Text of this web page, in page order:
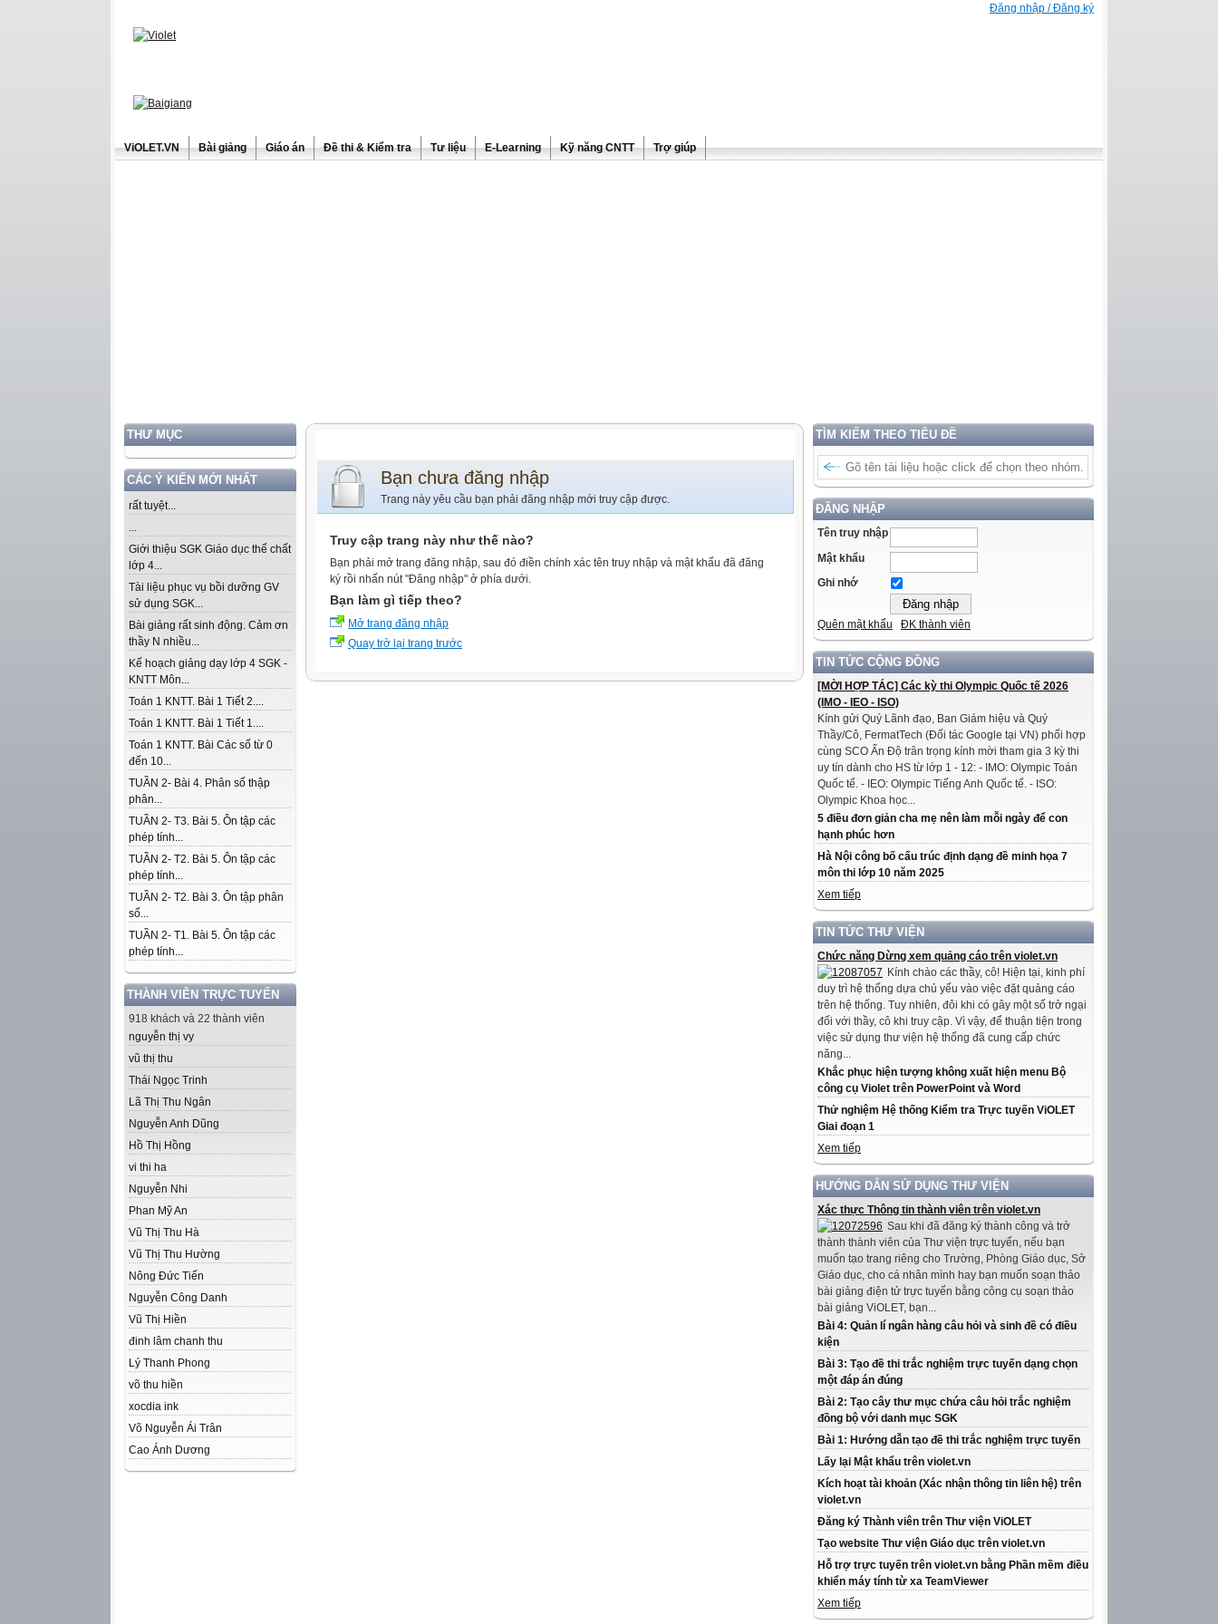
Đăng nhập / Đăng ký
ViOLET.VN Bài giảng Giáo án Đề thi & Kiểm tra Tư liệu E-Learning Kỹ năng CNTT Trợ giúp
THƯ MỤC
CÁC Ý KIẾN MỚI NHẤT
rất tuyệt...
...
Giới thiệu SGK Giáo dục thể chất
lớp 4...
Tài liệu phục vụ bồi dưỡng GV
sử dụng SGK...
Bài giảng rất sinh động. Cảm ơn
thầy N nhiều...
Kế hoạch giảng dạy lớp 4 SGK -
KNTT Môn...
Toán 1 KNTT. Bài 1 Tiết 2....
Toán 1 KNTT. Bài 1 Tiết 1....
Toán 1 KNTT. Bài Các số từ 0
đến 10...
TUẦN 2- Bài 4. Phân số thập
phân...
TUẦN 2- T3. Bài 5. Ôn tập các
phép tính...
TUẦN 2- T2. Bài 5. Ôn tập các
phép tính...
TUẦN 2- T2. Bài 3. Ôn tập phân
số...
TUẦN 2- T1. Bài 5. Ôn tập các
phép tính...
THÀNH VIÊN TRỰC TUYẾN
918 khách và 22 thành viên
nguyễn thị vy
vũ thị thu
Thái Ngọc Trinh
Lã Thị Thu Ngân
Nguyễn Anh Dũng
Hồ Thị Hồng
vi thi ha
Nguyễn Nhi
Phan Mỹ An
Vũ Thị Thu Hà
Vũ Thị Thu Hường
Nông Đức Tiến
Nguyễn Công Danh
Vũ Thị Hiền
đinh lâm chanh thu
Lý Thanh Phong
võ thu hiền
xocdia ink
Võ Nguyễn Ái Trân
Cao Ánh Dương
TÌM KIẾM THEO TIÊU ĐỀ
ĐĂNG NHẬP
Tên truy nhập
Mật khẩu
Ghi nhớ
Quên mật khẩu ĐK thành viên
TIN TỨC CỘNG ĐỒNG
[MỜI HỢP TÁC] Các kỳ thi Olympic Quốc tế 2026
(IMO - IEO - ISO)
Kính gửi Quý Lãnh đạo, Ban Giám hiệu và Quý
Thầy/Cô, FermatTech (Đối tác Google tại VN) phối hợp
cùng SCO Ấn Độ trân trọng kính mời tham gia 3 kỳ thi
uy tín dành cho HS từ lớp 1 - 12: - IMO: Olympic Toán
Quốc tế. - IEO: Olympic Tiếng Anh Quốc tế. - ISO:
Olympic Khoa học...
5 điều đơn giản cha mẹ nên làm mỗi ngày để con
hạnh phúc hơn
Hà Nội công bố cấu trúc định dạng đề minh họa 7
môn thi lớp 10 năm 2025
Xem tiếp
TIN TỨC THƯ VIỆN
Chức năng Dừng xem quảng cáo trên violet.vn
Kính chào các thầy, cô! Hiện tại, kinh phí
duy trì hệ thống dựa chủ yếu vào việc đặt quảng cáo
trên hệ thống. Tuy nhiên, đôi khi có gây một số trở ngại
đối với thầy, cô khi truy cập. Vì vậy, để thuận tiện trong
việc sử dụng thư viện hệ thống đã cung cấp chức
năng...
Khắc phục hiện tượng không xuất hiện menu Bộ
công cụ Violet trên PowerPoint và Word
Thử nghiệm Hệ thống Kiểm tra Trực tuyến ViOLET
Giai đoạn 1
Xem tiếp
HƯỚNG DẪN SỬ DỤNG THƯ VIỆN
Xác thực Thông tin thành viên trên violet.vn
Sau khi đã đăng ký thành công và trở
thành thành viên của Thư viện trực tuyến, nếu bạn
muốn tạo trang riêng cho Trường, Phòng Giáo dục, Sở
Giáo dục, cho cá nhân mình hay bạn muốn soạn thảo
bài giảng điện tử trực tuyến bằng công cụ soạn thảo
bài giảng ViOLET, bạn...
Bài 4: Quản lí ngân hàng câu hỏi và sinh đề có điều
kiện
Bài 3: Tạo đề thi trắc nghiệm trực tuyến dạng chọn
một đáp án đúng
Bài 2: Tạo cây thư mục chứa câu hỏi trắc nghiệm
đồng bộ với danh mục SGK
Bài 1: Hướng dẫn tạo đề thi trắc nghiệm trực tuyến
Lấy lại Mật khẩu trên violet.vn
Kích hoạt tài khoản (Xác nhận thông tin liên hệ) trên
violet.vn
Đăng ký Thành viên trên Thư viện ViOLET
Tạo website Thư viện Giáo dục trên violet.vn
Hỗ trợ trực tuyến trên violet.vn bằng Phần mềm điều
khiển máy tính từ xa TeamViewer
Xem tiếp
Bạn chưa đăng nhập
Trang này yêu cầu bạn phải đăng nhập mới truy cập được.
Truy cập trang này như thế nào?
Bạn phải mở trang đăng nhập, sau đó điền chính xác tên truy nhập và mật khẩu đã đăng
ký rồi nhấn nút "Đăng nhập" ở phía dưới.
Bạn làm gì tiếp theo?
Mở trang đăng nhập
Quay trở lại trang trước